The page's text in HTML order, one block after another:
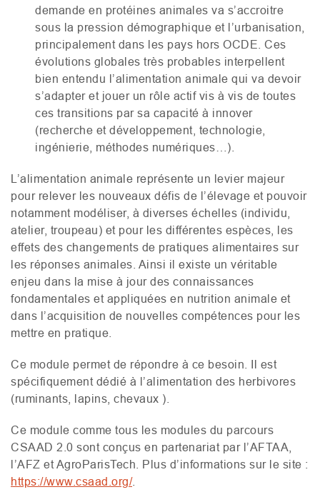
demande en protéines animales va s’accroitre
sous la pression démographique et l’urbanisation,
principalement dans les pays hors OCDE . Ces
évolutions globales très probables interpellent
bien entendu l’alimentation animale qui va devoir
s’adapter et jouer un rôle actif vis à vis de toutes
ces transitions par sa capacité à innover
(recherche et développement, technologie,
ingénierie, méthodes numériques…).
L’alimentation animale représente un levier majeur
pour relever les nouveaux défis de l’élevage et pouvoir
notamment modéliser, à diverses échelles (individu,
atelier, troupeau) et pour les différentes espèces, les
effets des changements de pratiques alimentaires sur
les réponses animales. Ainsi il existe un véritable
enjeu dans la mise à jour des connaissances
fondamentales et appliquées en nutrition animale et
dans l’acquisition de nouvelles compétences pour les
mettre en pratique.
Ce module permet de répondre à ce besoin. Il est
spécifiquement dédié à l’alimentation des herbivores
(ruminants, lapins, chevaux ).
Ce module comme tous les modules du parcours
CSAAD 2.0 sont conçus en partenariat par l’AFTAA
l’AFZ et AgroParisTech. Plus d’informations sur le site :
https://www.csaad.org/.